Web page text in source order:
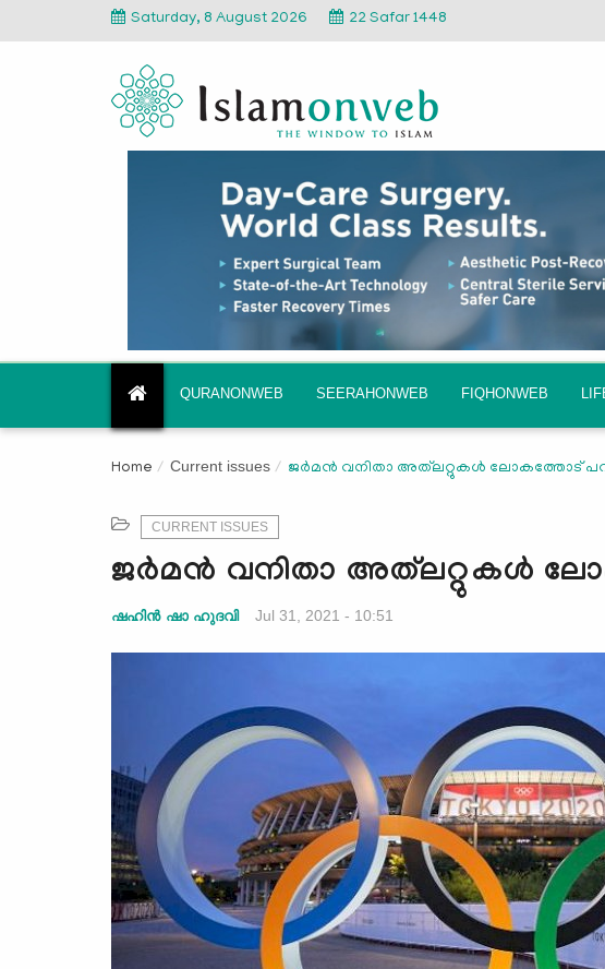
Saturday, 8 August 2026 22 Safar 1448
QURANONWEB SEERAHONWEB FIQHONWEB
Home Current issues ജര്‍മന്‍ വനിതാ അത്‌ലറ്റുകള്‍ ലോകത്തോട്
CURRENT ISSUES
ജര്‍മന്‍ വനിതാ അത്‌ലറ്റുകള്‍
ഷഹിൻ ഷാ ഹുദവി Jul 31, 2021 - 10:51